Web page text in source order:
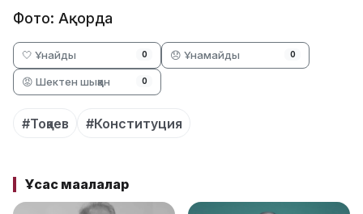
Фото: Ақорда
🤍 Ұнайды 0 😞 Ұнамайды 0
😡 Шектен шыққан 0
#Тоқаев #Конституция
Ұқсас мақалалар